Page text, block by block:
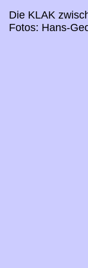
Die KLAK
Fotos: Hans-